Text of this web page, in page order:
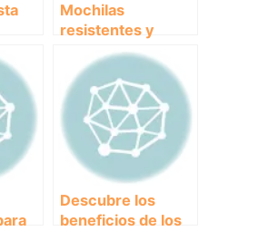
de
Mochilas
resistentes y
cómodas para
transportar a tu
perro grande en
tus aventuras al
aire libre
Descubre los
beneficios de los